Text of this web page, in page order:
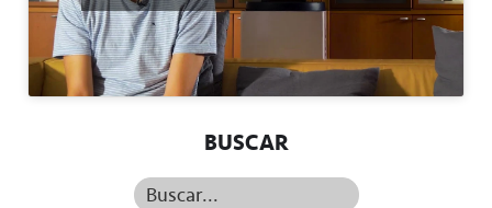
BUSCAR
Buscar...